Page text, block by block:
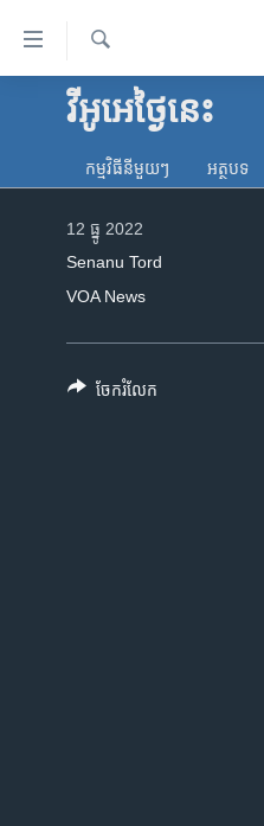
ទៅ​
គេហទំព័រ​
ទាក់ទង
និង​អាមេរិក
ស្វែង​
រក
វីអូអេថ្ងៃនេះ
កម្មវិធី​នីមួយៗ អត្ថបទ​
12 ធ្នូ 2022
Senanu Tord
VOA News
ចែករំលែក